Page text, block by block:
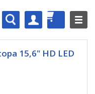
15,6" HD LED